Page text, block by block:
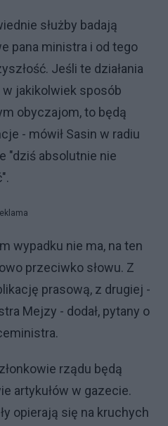
służby badają
pana ministra i od tego
Jeśli te działania
jakikolwiek sposób
obyczajom, to będą
- mówił Sasin w radiu
"dziś absolutnie nie
wypadku nie ma, na ten
przeciwko słowu. Z
prasową, z drugiej -
Mejzy - dodał, pytany o
rządu będą
artykułów w gazecie.
opierają się na kruchych